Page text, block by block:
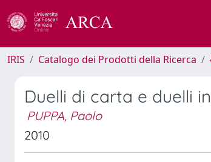
IRIS Catalogo dei Prodotti della Ricerca
Duelli di carta e duelli
PUPPA, Paolo
2010